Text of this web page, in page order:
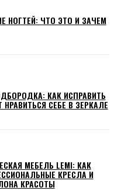
НОГТЕЙ: ЧТО ЭТО И ЗАЧЕМ
КАК ИСПРАВИТЬ
СЕБЕ В ЗЕРКАЛЕ
МЕБЕЛЬ LEMI: КАК
КРЕСЛА И
КРАСОТЫ